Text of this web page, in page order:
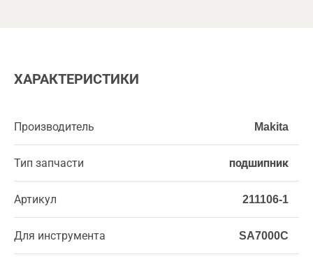
ХАРАКТЕРИСТИКИ
Производитель Makita
Тип запчасти подшипник
Артикул 211106-1
Для инструмента SA7000C